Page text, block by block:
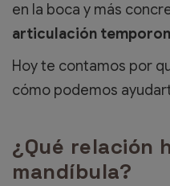
en la boca y más
articulación
Hoy te contamos por
cómo podemos
¿Qué relación
mandíbula?